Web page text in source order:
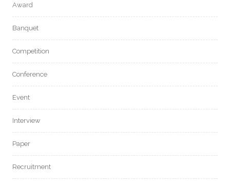
Award
Banquet
Competition
Conference
Event
Interview
Paper
Recruitment